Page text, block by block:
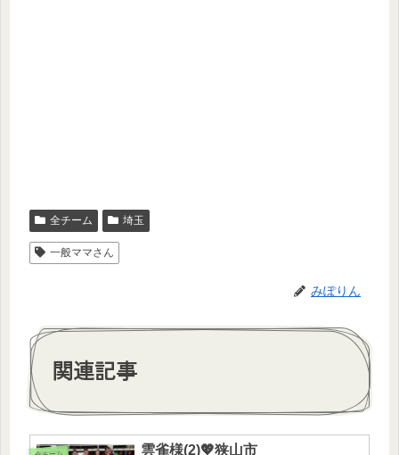
全チーム 埼玉
一般ママさん
みぽりん
関連記事
雲雀様(2)💖狭山市